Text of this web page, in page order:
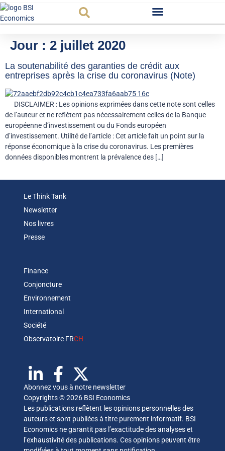
Jour : 2 juillet 2020
La soutenabilité des garanties de crédit aux
entreprises après la crise du coronavirus (Note)
DISCLAIMER : Les opinions exprimées dans cette note sont celles
de l’auteur et ne reflètent pas nécessairement celles de la Banque
européenne d’investissement ou du Fonds européen
d’investissement. Utilité de l’article : Cet article fait un point sur la
réponse économique à la crise du coronavirus. Les premières
données disponibles montrent la prévalence des […]
Le Think Tank
Newsletter
Nos livres
Presse
Finance
Conjoncture
Environnement
International
Société
Observatoire FRCH
Abonnez vous à notre newsletter
Copyrights © 2026 BSI Economics
Les publications reflètent les opinions personnelles des
auteurs et sont publiées à titre purement informatif. BSI
Economics ne garantit pas l’exactitude des analyses et
l’exhaustivité des publications. Ces opinions peuvent être